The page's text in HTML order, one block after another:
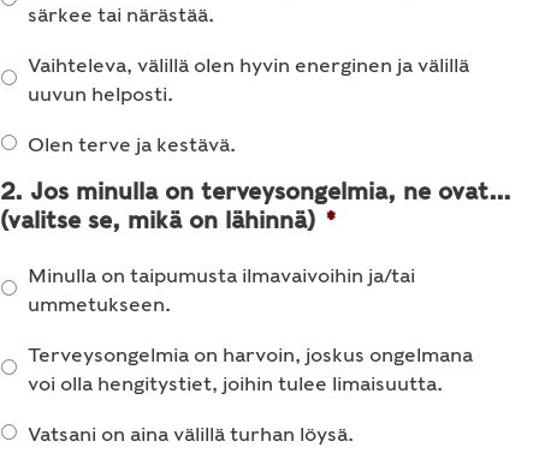
särkee tai närästää.
Vaihteleva, välillä olen hyvin energinen ja välillä
uuvun helposti.
Olen terve ja kestävä.
2. Jos minulla on terveysongelmia, ne ovat…
(valitse se, mikä on lähinnä) *
Minulla on taipumusta ilmavaivoihin ja/tai
ummetukseen.
Terveysongelmia on harvoin, joskus ongelmana
voi olla hengitystiet, joihin tulee limaisuutta.
Vatsani on aina välillä turhan löysä.